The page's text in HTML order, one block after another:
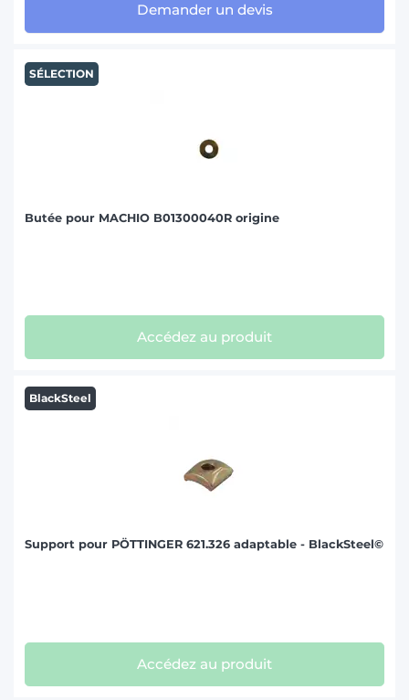
Demander un devis
SÉLECTION
Butée pour MACHIO B01300040R origine
Accédez au produit
BlackSteel
Support pour PÖTTINGER 621.326 adaptable - BlackSteel©
Accédez au produit